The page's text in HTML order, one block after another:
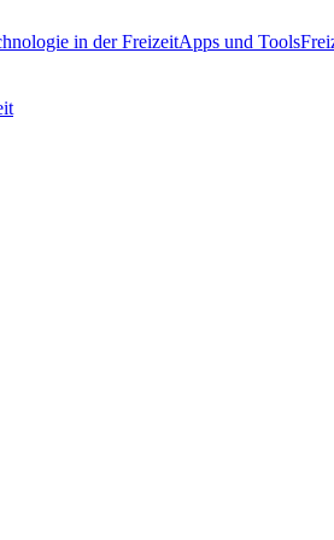
in der FreizeitApps und Tools